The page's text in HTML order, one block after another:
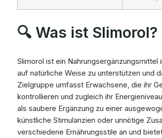
🔍 Was ist Slimorol?
Slimorol ist ein
auf natürliche Weise zu unterstützen und
Zielgruppe umfasst Erwachsene, die ihr
kontrollieren und zugleich ihr
als saubere Ergänzung zu einer
künstliche Stimulanzien oder unnötige
verschiedene Ernährungsstile an und